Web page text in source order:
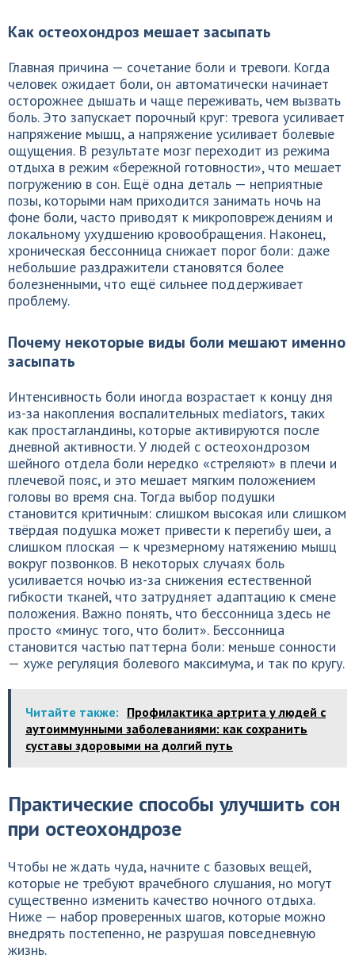
Как остеохондроз мешает засыпать
Главная причина — сочетание боли и тревоги. Когда
человек ожидает боли, он автоматически начинает
осторожнее дышать и чаще переживать, чем вызвать
боль. Это запускает порочный круг: тревога усиливает
напряжение мышц, а напряжение усиливает болевые
ощущения. В результате мозг переходит из режима
отдыха в режим «бережной готовности», что мешает
погружению в сон. Ещё одна деталь — неприятные
позы, которыми нам приходится занимать ночь на
фоне боли, часто приводят к микроповреждениям и
локальному ухудшению кровообращения. Наконец,
хроническая бессонница снижает порог боли: даже
небольшие раздражители становятся более
болезненными, что ещё сильнее поддерживает
проблему.
Почему некоторые виды боли мешают именно
засыпать
Интенсивность боли иногда возрастает к концу дня
из-за накопления воспалительных mediators, таких
как простагландины, которые активируются после
дневной активности. У людей с остеохондрозом
шейного отдела боли нередко «стреляют» в плечи и
плечевой пояс, и это мешает мягким положением
головы во время сна. Тогда выбор подушки
становится критичным: слишком высокая или слишком
твёрдая подушка может привести к перегибу шеи, а
слишком плоская — к чрезмерному натяжению мышц
вокруг позвонков. В некоторых случаях боль
усиливается ночью из-за снижения естественной
гибкости тканей, что затрудняет адаптацию к смене
положения. Важно понять, что бессонница здесь не
просто «минус того, что болит». Бессонница
становится частью паттерна боли: меньше сонности
— хуже регуляция болевого максимума, и так по кругу.
Читайте также: Профилактика артрита у людей с
аутоиммунными заболеваниями: как сохранить
суставы здоровыми на долгий путь
Практические способы улучшить сон
при остеохондрозе
Чтобы не ждать чуда, начните с базовых вещей,
которые не требуют врачебного слушания, но могут
существенно изменить качество ночного отдыха.
Ниже — набор проверенных шагов, которые можно
внедрять постепенно, не разрушая повседневную
жизнь.